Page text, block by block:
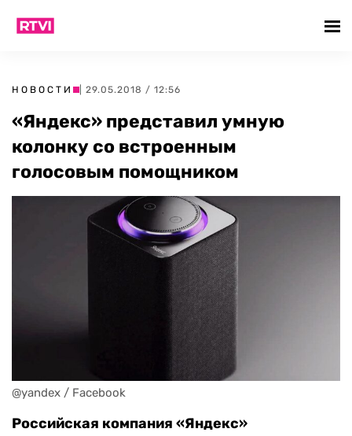
НОВОСТИ | 29.05.2018 / 12:56
«Яндекс» представил умную
колонку со встроенным
голосовым помощником
@yandex / Facebook
Российская компания «Яндекс»